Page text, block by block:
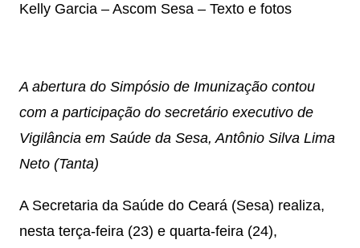
Kelly Garcia – Ascom Sesa – Texto e fotos
A abertura do Simpósio de Imunização contou
com a participação do secretário executivo de
Vigilância em Saúde da Sesa, Antônio Silva Lima
Neto (Tanta)
A Secretaria da Saúde do Ceará (Sesa) realiza,
nesta terça-feira (23) e quarta-feira (24),